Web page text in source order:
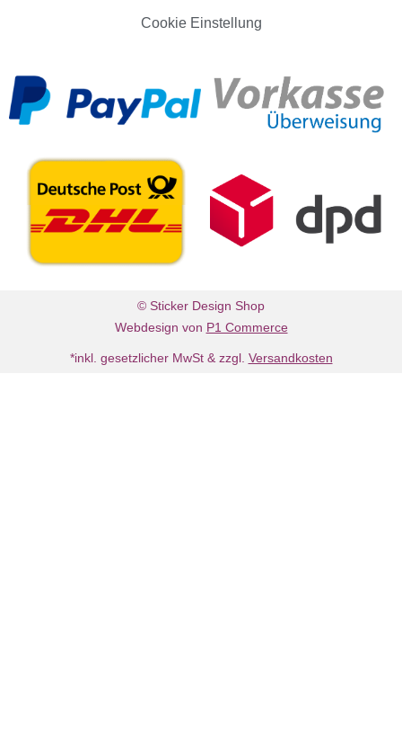
Cookie Einstellung
© Sticker Design Shop
Webdesign von P1 Commerce
*inkl. gesetzlicher MwSt & zzgl. Versandkosten